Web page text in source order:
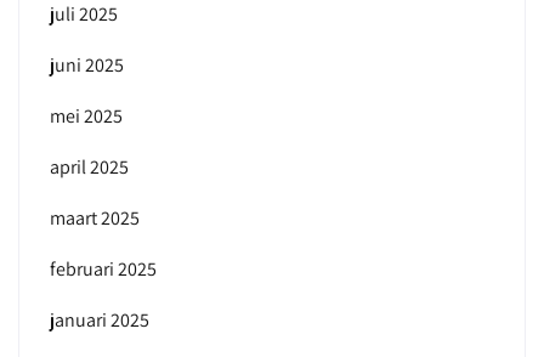
juli 2025
juni 2025
mei 2025
april 2025
maart 2025
februari 2025
januari 2025